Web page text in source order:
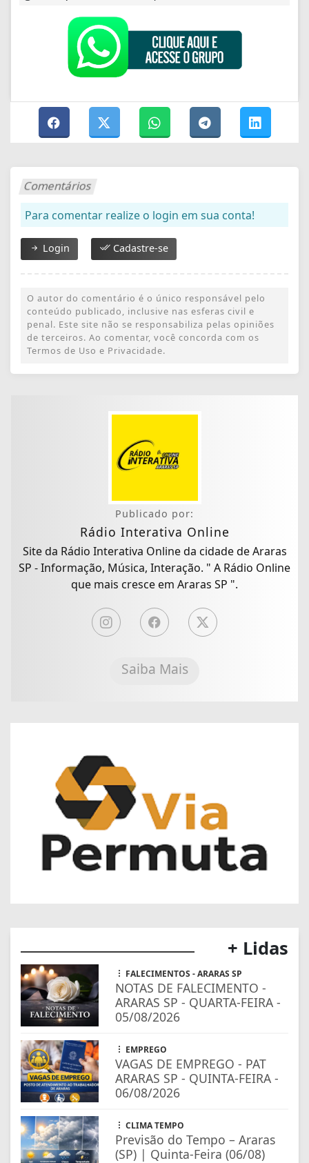
Comentários
Para comentar realize o login em sua conta!
Login Cadastre-se
O autor do comentário é o único responsável pelo
conteúdo publicado, inclusive nas esferas civil e
penal. Este site não se responsabiliza pelas opiniões
de terceiros. Ao comentar, você concorda com os
Termos de Uso e Privacidade.
Publicado por:
Rádio Interativa Online
Site da Rádio Interativa Online da cidade de Araras
SP - Informação, Música, Interação. " A Rádio Online
que mais cresce em Araras SP ".
Saiba Mais
+ Lidas
FALECIMENTOS - ARARAS SP
NOTAS DE FALECIMENTO -
ARARAS SP - QUARTA-FEIRA -
05/08/2026
EMPREGO
VAGAS DE EMPREGO - PAT
ARARAS SP - QUINTA-FEIRA -
06/08/2026
CLIMA TEMPO
Previsão do Tempo – Araras
(SP) | Quinta-Feira (06/08)